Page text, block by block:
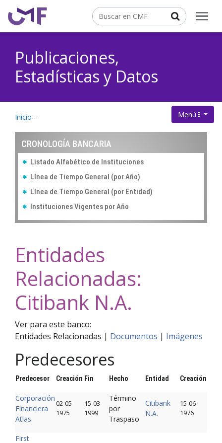
principal
Buscar
Publicaciones,
Estadísticas y Datos
Menú .
Inicio Cronología
CRONOLOGÍA BANCARIA
Listado Alfabético de Instituciones
Línea de Tiempo General (por Año)
Línea de Tiempo General (por Entidad)
Instituciones Vigentes por Año
Entidades
Relacionadas:
Citibank N.A.
Ver para este banco:
Entidades Relacionadas | Documentos | Imágenes
Predecesores
Predecesor Creación Fin Hecho Entidad Creación
Corporación
Financiera
Atlas
02-05-
1975
15-03-
1999
Término
por
Traspaso
Citibank
N.A.
15-06-
1976
First